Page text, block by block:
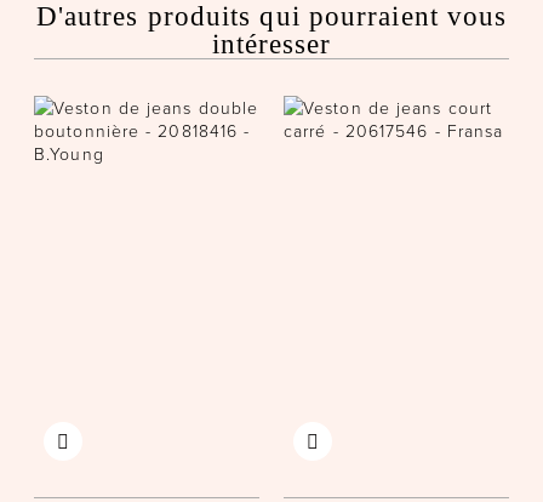
D'autres produits qui pourraient vous
intéresser